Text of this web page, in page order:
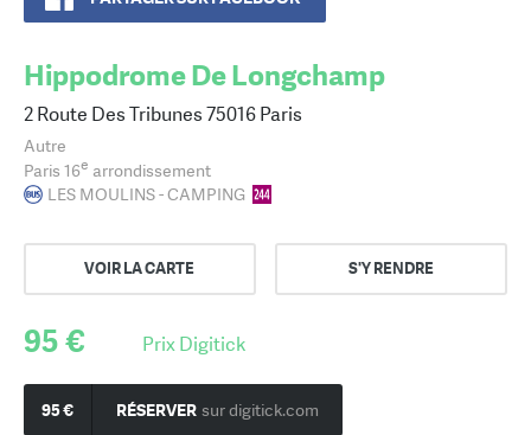
Hippodrome De Longchamp
2 Route Des Tribunes 75016 Paris
Autre
Paris 16e arrondissement
LES MOULINS - CAMPING
VOIR LA CARTE S'Y RENDRE
95 € Prix Digitick
95 € RÉSERVER sur digitick.com